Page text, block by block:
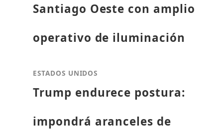
Santiago Oeste con amplio
operativo de iluminación
ESTADOS UNIDOS
Trump endurece postura:
impondrá aranceles de